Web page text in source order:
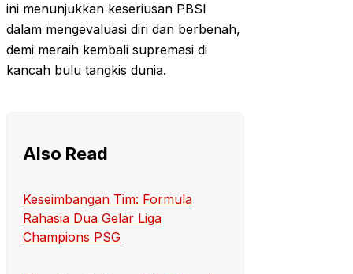
ini menunjukkan keseriusan PBSI
dalam mengevaluasi diri dan berbenah,
demi meraih kembali supremasi di
kancah bulu tangkis dunia.
Also Read
Keseimbangan Tim: Formula
Rahasia Dua Gelar Liga
Champions PSG